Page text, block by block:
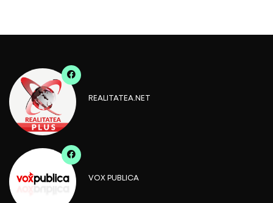
REALITATEA.NET
VOX PUBLICA